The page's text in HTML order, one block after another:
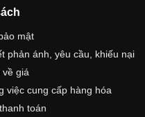
mật
phản ánh, yêu cầu, khiếu nại
về giá
việc cung cấp hàng hóa
toán